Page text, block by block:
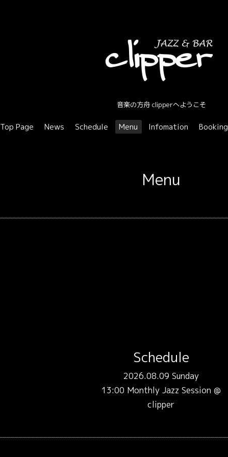
音楽の方舟 clipperへようこそ
Top Page News Schedule Menu Infomation Booking
Menu
Schedule
2026.08.09 Sunday
13:00 Monthly Jazz Session @
clipper